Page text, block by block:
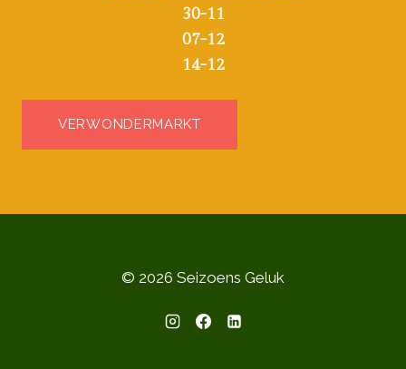
30-11
07-12
14-12
VERWONDERMARKT
© 2026 Seizoens Geluk